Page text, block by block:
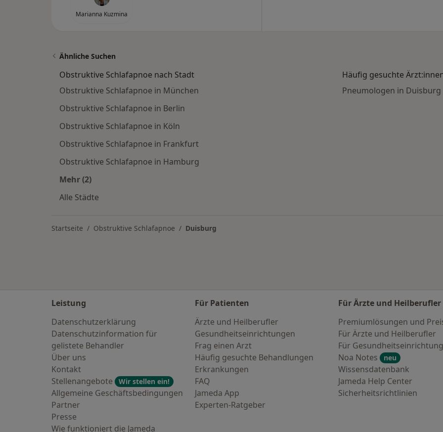
Marianna Kuzmina
Ähnliche Suchen
Obstruktive Schlafapnoe nach Stadt
Obstruktive Schlafapnoe in München
Obstruktive Schlafapnoe in Berlin
Obstruktive Schlafapnoe in Köln
Obstruktive Schlafapnoe in Frankfurt
Obstruktive Schlafapnoe in Hamburg
Mehr (2)
Alle Städte
Häufig gesuchte
Pneumologen in Duisburg
Startseite Obstruktive Schlafapnoe Duisburg
Leistung
Datenschutzerklärung
Datenschutzinformation für
gelistete Behandler
Über uns
Kontakt
Stellenangebote
Wir stellen ein!
Allgemeine Geschäftsbedingungen
Partner
Presse
Wie funktioniert die Jameda
Für Patienten
Ärzte und Heilberufler
Gesundheitseinrichtungen
Frag einen Arzt
Häufig gesuchte Behandlungen
Erkrankungen
FAQ
Jameda App
Experten-Ratgeber
Für Ärzte und Heilberufler
Premiumlösungen und
Für Ärzte und Heilberufler
Für
Noa Notes
neu
Wissensdatenbank
Jameda Help Center
Sicherheitsrichtlinien